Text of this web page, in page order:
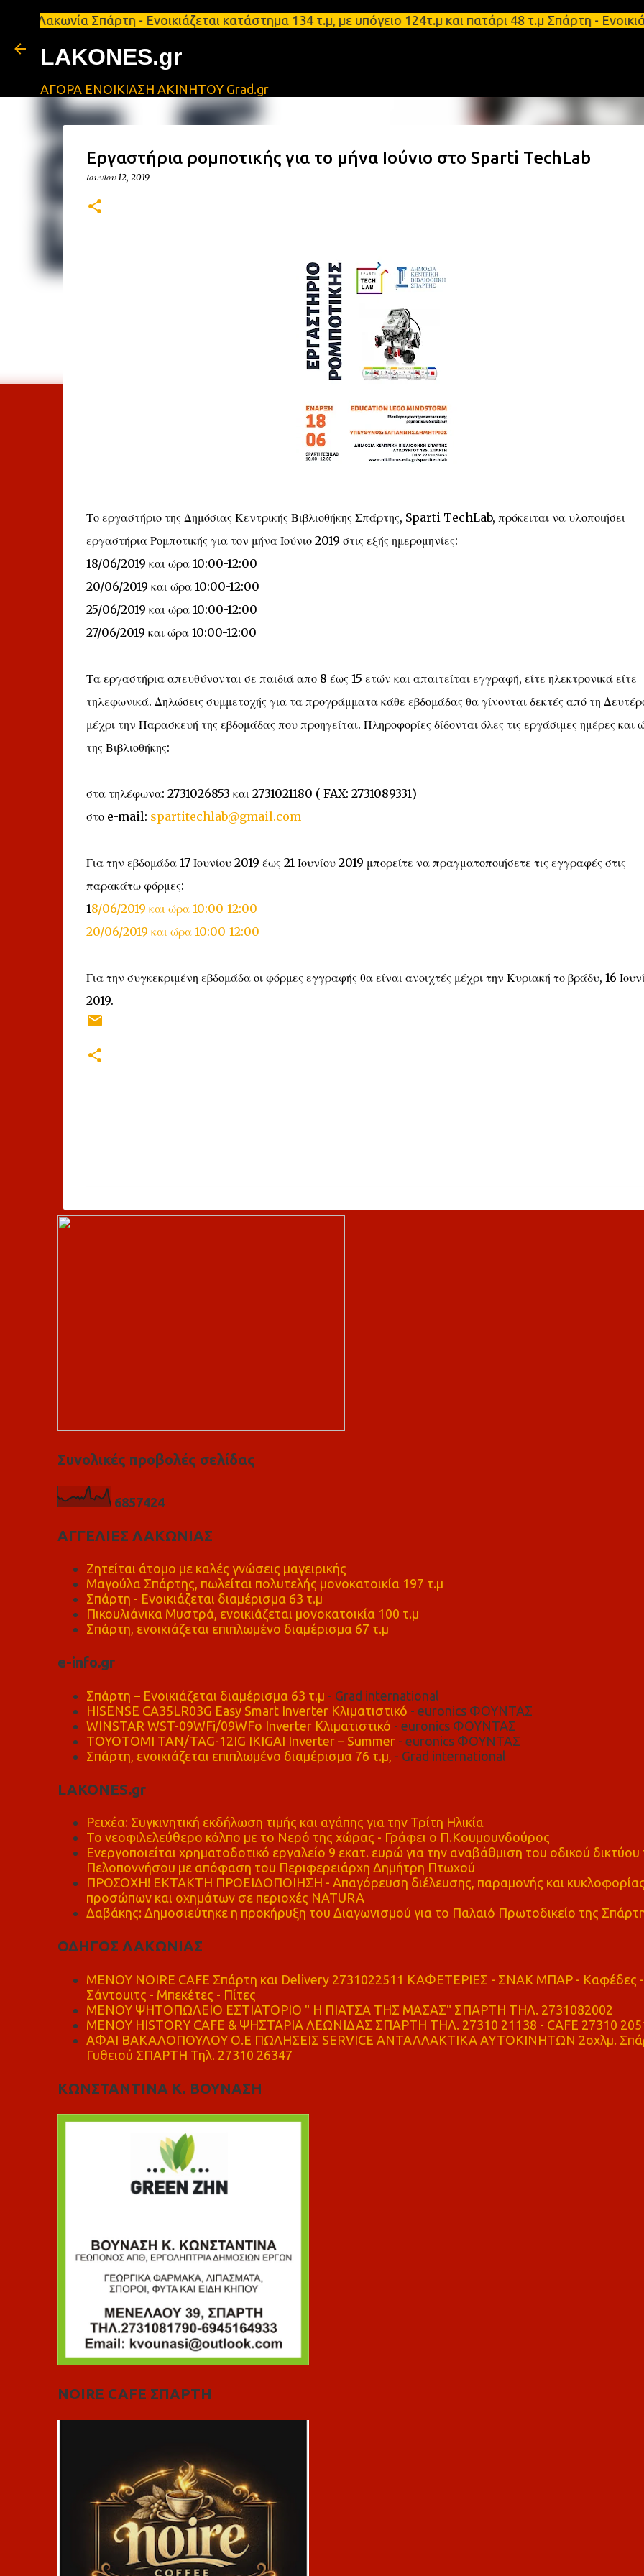
Μετάβαση στο κύριο περιεχόμενο
Σπάρτη - Ενοικιάζεται κατάστημα 134 τ.μ, με υπόγειο 124τ.μ και πατάρι 48 τ.μ Σπάρτη -
LAKONES.gr
ΑΓΟΡΑ ΕΝΟΙΚΙΑΣΗ ΑΚΙΝΗΤΟΥ Grad.gr
Εργαστήρια ρομποτικής για το μήνα Ιούνιο στο Sparti TechLab
Ιουνίου 12, 2019
Το εργαστήριο της Δημόσιας Κεντρικής Βιβλιοθήκης Σπάρτης, Sparti TechLab, πρόκειται να υλοποιήσει
εργαστήρια Ρομποτικής για τον μήνα Ιούνιο 2019 στις εξής ημερομηνίες:
18/06/2019 και ώρα 10:00-12:00
20/06/2019 και ώρα 10:00-12:00
25/06/2019 και ώρα 10:00-12:00
27/06/2019 και ώρα 10:00-12:00
Τα εργαστήρια απευθύνονται σε παιδιά απο 8 έως 15 ετών και απαιτείται εγγραφή, είτε ηλεκτρονικά είτε
τηλεφωνικά. Δηλώσεις συμμετοχής για τα προγράμματα κάθε εβδομάδας θα γίνονται δεκτές από τη
μέχρι την Παρασκευή της εβδομάδας που προηγείται. Πληροφορίες δίδονται όλες τις εργάσιμες ημέρες και
της Βιβλιοθήκης:
στα τηλέφωνα: 2731026853 και 2731021180 ( FAX: 2731089331)
στο e-mail: spartitechlab@gmail.com
Για την εβδομάδα 17 Ιουνίου 2019 έως 21 Ιουνίου 2019 μπορείτε να πραγματοποιήσετε τις εγγραφές στις
παρακάτω φόρμες:
18/06/2019 και ώρα 10:00-12:00
20/06/2019 και ώρα 10:00-12:00
Για την συγκεκριμένη εβδομάδα οι φόρμες εγγραφής θα είναι ανοιχτές μέχρι την Κυριακή το βράδυ, 16
2019.
λ
Συνολικές προβολές σελίδας
6857424
ΑΓΓΕΛΙΕΣ ΛΑΚΩΝΙΑΣ
Ζητείται άτομο με καλές γνώσεις μαγειρικής
Μαγούλα Σπάρτης, πωλείται πολυτελής μονοκατοικία 197 τ.μ
Σπάρτη - Ενοικιάζεται διαμέρισμα 63 τ.μ
Πικουλιάνικα Μυστρά, ενοικιάζεται μονοκατοικία 100 τ.μ
Σπάρτη, ενοικιάζεται επιπλωμένο διαμέρισμα 67 τ.μ
e-info.gr
Σπάρτη – Ενοικιάζεται διαμέρισμα 63 τ.μ - Grad international
HISENSE CA35LR03G Easy Smart Inverter Κλιματιστικό - euronics ΦΟΥΝΤΑΣ
WINSTAR WST-09WFi/09WFo Inverter Κλιματιστικό - euronics ΦΟΥΝΤΑΣ
TOYOTOMI TAN/TAG-12IG IKIGAI Inverter – Summer- euronics ΦΟΥΝΤΑΣ
Σπάρτη, ενοικιάζεται επιπλωμένο διαμέρισμα 76 τ.μ, - Grad international
LAKONES.gr
Ρειχέα: Συγκινητική εκδήλωση τιμής και αγάπης για την Τρίτη Ηλικία
Το νεοφιλελεύθερο κόλπο με το Νερό της χώρας - Γράφει ο Π.Κουμουνδούρος
Ενεργοποιείται χρηματοδοτικό εργαλείο 9 εκατ. ευρώ για την αναβάθμιση του οδικού δικτύου
Πελοποννήσου με απόφαση του Περιφερειάρχη Δημήτρη Πτωχού
ΠΡΟΣΟΧΗ! ΕΚΤΑΚΤΗ ΠΡΟΕΙΔΟΠΟΙΗΣΗ - Απαγόρευση διέλευσης, παραμονής και
προσώπων και οχημάτων σε περιοχές NATURA
Δαβάκης: Δημοσιεύτηκε η προκήρυξη του Διαγωνισμού για το Παλαιό Πρωτοδικείο της
ΟΔΗΓΟΣ ΛΑΚΩΝΙΑΣ
MENOY NOIRE CAFE Σπάρτη και Delivery 2731022511 ΚΑΦΕΤΕΡΙΕΣ - ΣΝΑΚ ΜΠΑΡ - Καφέδες -
Σάντουιτς - Μπεκέτες - Πίτες
ΜΕΝΟΥ ΨΗΤΟΠΩΛΕΙΟ ΕΣΤΙΑΤΟΡΙΟ " Η ΠΙΑΤΣΑ ΤΗΣ ΜΑΣΑΣ" ΣΠΑΡΤΗ ΤΗΛ. 2731082002
ΜΕΝΟΥ HISTORY CAFE & ΨΗΣΤΑΡΙΑ ΛΕΩΝΙΔΑΣ ΣΠΑΡΤΗ ΤΗΛ. 27310 21138 - CAFE 27310
ΑΦΑΙ ΒΑΚΑΛΟΠΟΥΛΟΥ Ο.Ε ΠΩΛΗΣΕΙΣ SERVICE ΑΝΤΑΛΛΑΚΤΙΚΑ ΑΥΤΟΚΙΝΗΤΩΝ 2οχλμ.
Γυθειού ΣΠΑΡΤΗ Τηλ. 27310 26347
ΚΩΝΣΤΑΝΤΙΝΑ Κ. ΒΟΥΝΑΣΗ
NOIRE CAFE ΣΠΑΡΤΗ